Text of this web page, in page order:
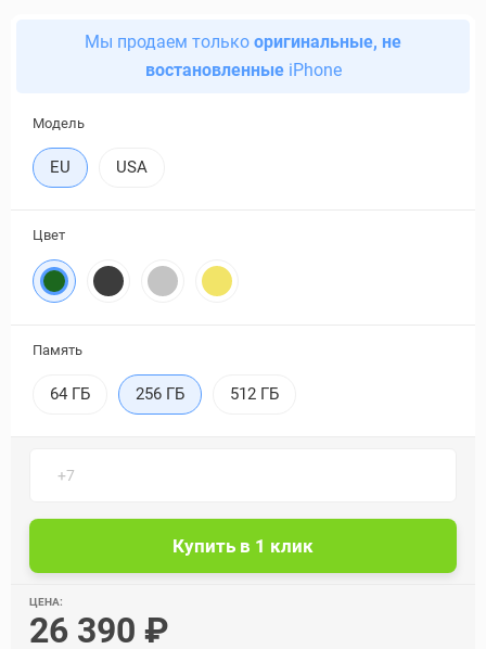
Мы продаем только оригинальные, не
востановленныеiPhone
Модель
EU USA
Цвет
Память
64 ГБ 256 ГБ 512 ГБ
ЦЕНА:
26 390 ₽